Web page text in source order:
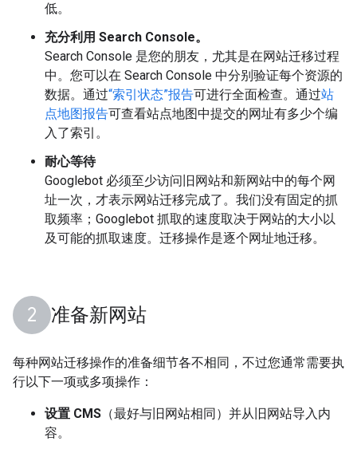
低。
充分利用 Search Console。
Search Console 是您的朋友，尤其是在网站迁移过程
中。您可以在 Search Console 中分别验证每个资源的
数据。通过“索引状态”报告可进行全面检查。通过站
点地图报告可查看站点地图中提交的网址有多少个编
入了索引。
耐心等待
Googlebot 必须至少访问旧网站和新网站中的每个网
址一次，才表示网站迁移完成了。我们没有固定的抓
取频率；Googlebot 抓取的速度取决于网站的大小以
及可能的抓取速度。迁移操作是逐个网址地迁移。
准备新网站
每种网站迁移操作的准备细节各不相同，不过您通常需要执
行以下一项或多项操作：
设置 CMS （最好与旧网站相同）并从旧网站导入内
容。